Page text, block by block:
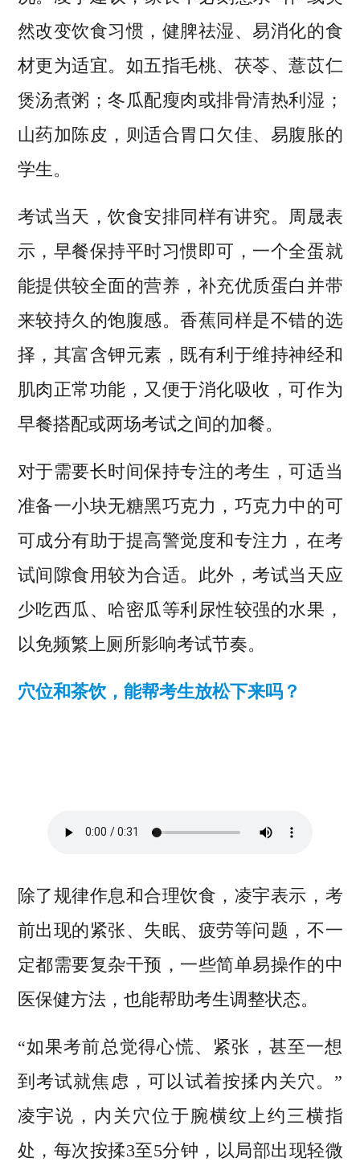
然改变饮食习惯，健脾祛湿、易消化的食
材更为适宜。如五指毛桃、茯苓、薏苡仁
煲汤煮粥；冬瓜配瘦肉或排骨清热利湿；
山药加陈皮，则适合胃口欠佳、易腹胀的
学生。
考试当天，饮食安排同样有讲究。周晟表
示，早餐保持平时习惯即可，一个全蛋就
能提供较全面的营养，补充优质蛋白并带
来较持久的饱腹感。香蕉同样是不错的选
择，其富含钾元素，既有利于维持神经和
肌肉正常功能，又便于消化吸收，可作为
早餐搭配或两场考试之间的加餐。
对于需要长时间保持专注的考生，可适当
准备一小块无糖黑巧克力，巧克力中的可
可成分有助于提高警觉度和专注力，在考
试间隙食用较为合适。此外，考试当天应
少吃西瓜、哈密瓜等利尿性较强的水果，
以免频繁上厕所影响考试节奏。
穴位和茶饮，能帮考生放松下来吗？
除了规律作息和合理饮食，凌宇表示，考
前出现的紧张、失眠、疲劳等问题，不一
定都需要复杂干预，一些简单易操作的中
医保健方法，也能帮助考生调整状态。
“如果考前总觉得心慌、紧张，甚至一想
到考试就焦虑，可以试着按揉内关穴。”
凌宇说，内关穴位于腕横纹上约三横指
处，每次按揉3至5分钟，以局部出现轻微